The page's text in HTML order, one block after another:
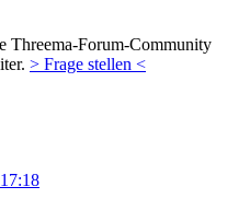
Threema-Forum-Community
> Frage stellen <